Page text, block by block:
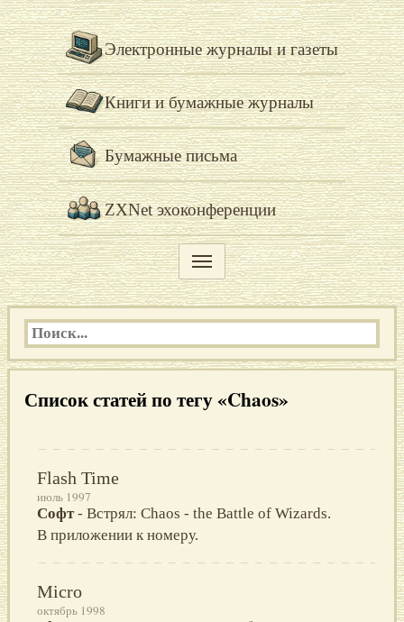
Электронные журналы и газеты
Книги и бумажные журналы
Бумажные письма
ZXNet эхоконференции
Список статей по тегу «Chaos»
Flash Time
июль 1997
Софт- Встрял: Chaos - the Battle of Wizards.
В приложении к номеру.
Micro
октябрь 1998